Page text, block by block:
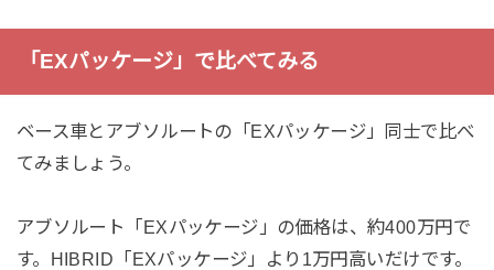
「EXパッケージ」で比べてみる
ベース車とアブソルートの「EXパッケージ」同士で比べ
てみましょう。
アブソルート「EXパッケージ」の価格は、約400万円で
す。HIBRID「EXパッケージ」より1万円高いだけです。